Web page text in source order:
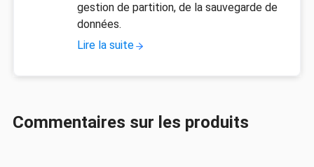
gestion de partition, de la sauvegarde de
données.
Lire la suite
Commentaires sur les produits